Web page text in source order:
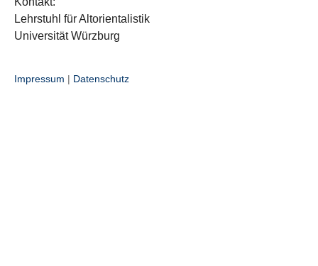
Lehrstuhl für Altorientalistik
Universität Würzburg
Impressum | Datenschutz